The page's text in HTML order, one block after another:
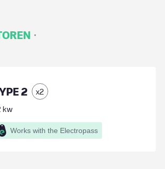
·
2 x2
kw
Works with the Electropass